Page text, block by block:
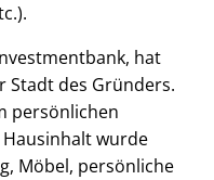
hat
Stadt des Gründers.
persönlichen
wurde
Möbel, persönliche